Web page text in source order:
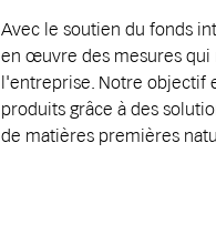
Avec le soutien du fonds
en œuvre des mesures
l'entreprise. Notre objectif
produits grâce à des
de matières premières